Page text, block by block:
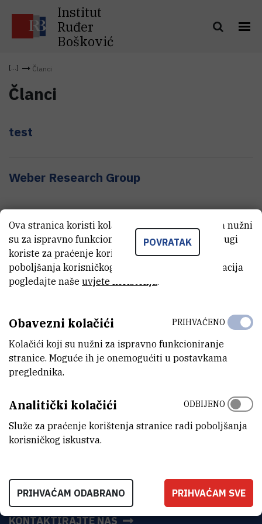
Institut
Ruđer
Bošković
Članci
Članci
test
Weber Research Group
INSTITUT RUĐER BOŠKOVIĆ
Bijenička cesta 54, 10000 Zagreb
KONTAKTIRAJTE NAS
POVRATAK
Ova stranica koristi kolačiće. Neki od tih kolačića nužni
su za ispravno funkcioniranje stranice, dok se drugi
koriste za praćenje korištenja stranice radi
poboljšanja korisničkog iskustva. Za više informacija
pogledajte naše uvjete korištenja
Obavezni kolačići
Kolačići koji su nužni za ispravno funkcioniranje
stranice. Moguće ih je onemogućiti u postavkama
preglednika.
PRIHVAĆENO
Analitički kolačići
Služe za praćenje korištenja stranice radi poboljšanja
korisničkog iskustva.
ODBIJENO
PRIHVAĆAM ODABRANO PRIHVAĆAM SVE